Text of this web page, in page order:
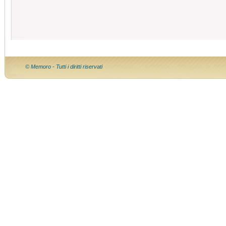
© Memoro - Tutti i diritti riservati